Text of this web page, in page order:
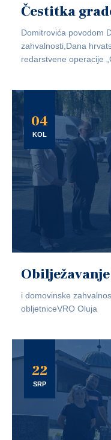
Čestitka
Domitrovića povodom
zahvalnosti,Dana
redarstvene operacije
04
KOL
i domovinske
obljetniceVRO Oluja
22
SRP